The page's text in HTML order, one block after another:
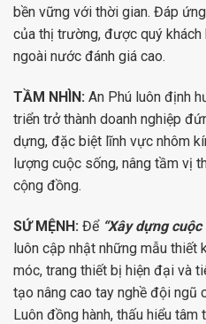
bền vững với thời gian. Đáp
của thị trường, được quý khách
ngoài nước đánh giá cao.
TẦM NHÌN: An Phú luôn định
triển trở thành doanh nghiệp
dựng, đặc biệt lĩnh vực nhôm
lượng cuộc sống, nâng tầm vị
cộng đồng.
SỨ MỆNH: Để “Xây dựng
luôn cập nhật những mẫu thiết
móc, trang thiết bị hiện đại và
tạo nâng cao tay nghề đội ngũ
Luôn đồng hành, thấu hiểu tâm